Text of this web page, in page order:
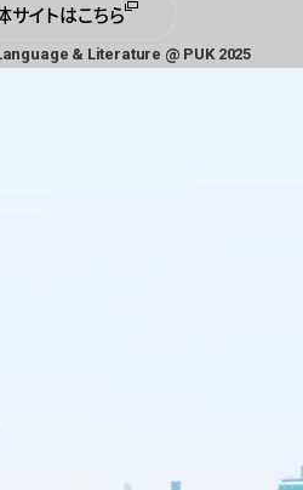
サイトはこちら
& Literature @ PUK 2025